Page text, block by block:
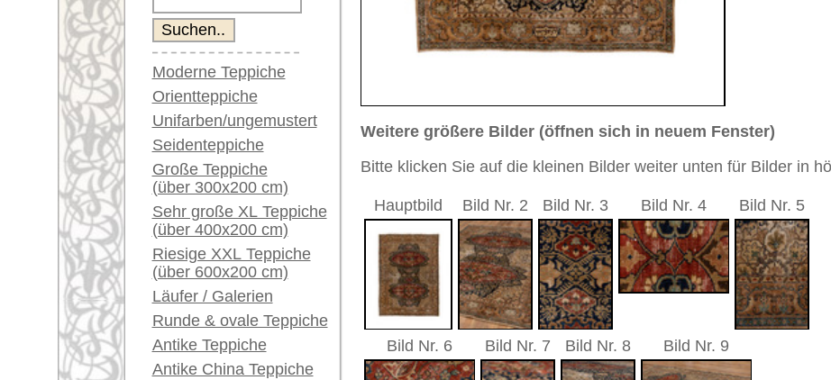
Antike Teppiche
Antike China Teppiche
Blaue Teppiche
Graue Teppiche
Braune Teppiche
Blaue Teppiche
Grüne Teppiche
Rot/pink/flieder/lila
Beige/hell/cremefarben
Ein kleines Teppich-
Glossar...
Händler können ihre
großen Teppiche hier
verkaufen
Info Center
Häufige Fragen (FAQ)
AGB
Bestellvorgang
Lieferung und Zahlung
Widerrufsrecht
Datenschutz
Bild Nr. 6 Bild Nr. 8 Bild Nr. 9
Artikelnummer:
Name/Provenienz: Tabriz, ca. 1930
Ursprungsland:
274 x 198 cm
Herstellungsjahr: ca. 1930
Flor:
Musterung:
floral / durchgemustert
Grundfarbe: dunkelblau / beige
Bemerkungen:
Unikat. Handgeknüpfter / traditionell orientalischer Teppich
Der Flor dieses Teppichs besteht aus Wolle
Preis (inkl. MwSt.): € 5.100
Voraussichtliche Lieferzeit:
4 - 8 Werktage
in Warenkorb